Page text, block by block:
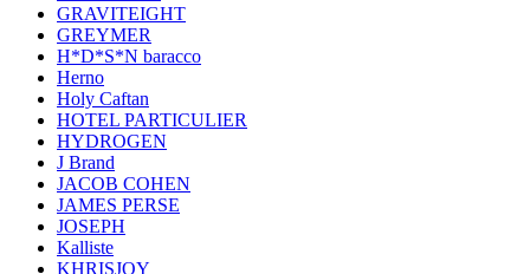
GRAVITEIGHT
GREYMER
H*D*S*N baracco
Herno
Holy Caftan
HOTEL PARTICULIER
HYDROGEN
J Brand
JACOB COHEN
JAMES PERSE
JOSEPH
Kalliste
KHRISJOY